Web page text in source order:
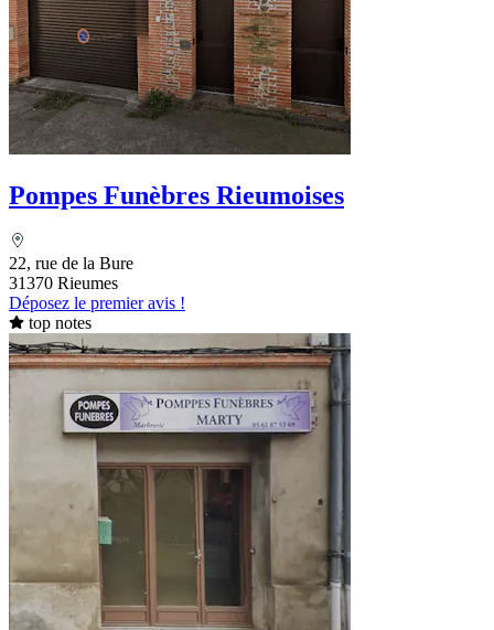
Pompes Funèbres Rieumoises
22, rue de la Bure
31370 Rieumes
Déposez le premier avis !
top notes